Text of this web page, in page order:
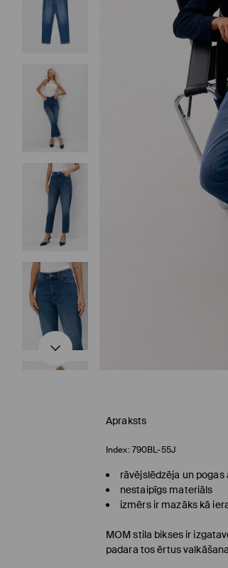
Apraksts
Index: 790BL-55J
rāvējslēdzēja un pogas
nestaipīgs materiāls
izmērs ir mazāks kā
MOMstila bikses ir
padara tos ērtus